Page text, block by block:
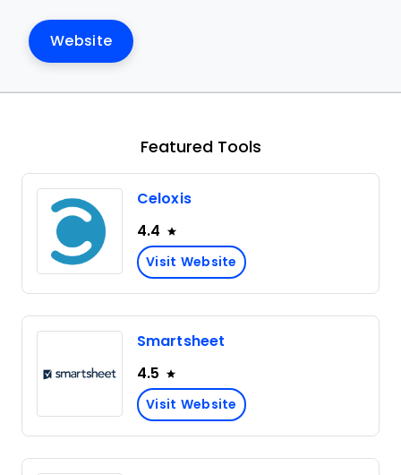
Website
Featured Tools
Celoxis
4.4
Visit Website
Smartsheet
4.5
Visit Website